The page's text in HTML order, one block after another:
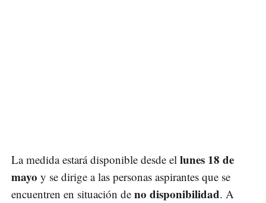
La medida estará disponible desde el lunes 18 de
mayo y se dirige a las personas aspirantes que se
encuentren en situación de no disponibilidad. A